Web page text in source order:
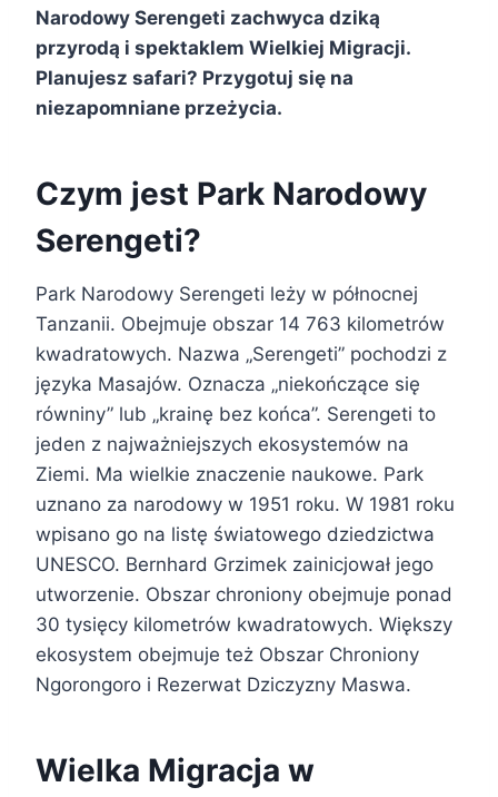
Narodowy Serengeti zachwyca dziką
przyrodą i spektaklem Wielkiej Migracji.
Planujesz safari? Przygotuj się na
niezapomniane przeżycia.
Czym jest Park Narodowy
Serengeti?
Park Narodowy Serengeti leży w północnej
Tanzanii. Obejmuje obszar 14 763 kilometrów
kwadratowych. Nazwa „Serengeti” pochodzi z
języka Masajów. Oznacza „niekończące się
równiny” lub „krainę bez końca”. Serengeti to
jeden z najważniejszych ekosystemów na
Ziemi. Ma wielkie znaczenie naukowe. Park
uznano za narodowy w 1951 roku. W 1981 roku
wpisano go na listę światowego dziedzictwa
UNESCO. Bernhard Grzimek zainicjował jego
utworzenie. Obszar chroniony obejmuje ponad
30 tysięcy kilometrów kwadratowych. Większy
ekosystem obejmuje też Obszar Chroniony
Ngorongoro i Rezerwat Dziczyzny Maswa.
Wielka Migracja w